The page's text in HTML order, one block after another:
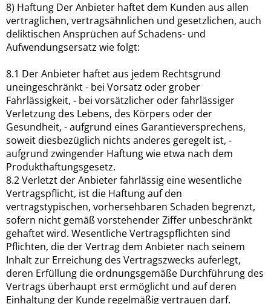
8) Haftung Der Anbieter haftet dem Kunden aus allen
vertraglichen, vertragsähnlichen und gesetzlichen, auch
deliktischen Ansprüchen auf Schadens- und
Aufwendungsersatz wie folgt:
8.1 Der Anbieter haftet aus jedem Rechtsgrund
uneingeschränkt - bei Vorsatz oder grober
Fahrlässigkeit, - bei vorsätzlicher oder fahrlässiger
Verletzung des Lebens, des Körpers oder der
Gesundheit, - aufgrund eines Garantieversprechens,
soweit diesbezüglich nichts anderes geregelt ist, -
aufgrund zwingender Haftung wie etwa nach dem
Produkthaftungsgesetz.
8.2 Verletzt der Anbieter fahrlässig eine wesentliche
Vertragspflicht, ist die Haftung auf den
vertragstypischen, vorhersehbaren Schaden begrenzt,
sofern nicht gemäß vorstehender Ziffer unbeschränkt
gehaftet wird. Wesentliche Vertragspflichten sind
Pflichten, die der Vertrag dem Anbieter nach seinem
Inhalt zur Erreichung des Vertragszwecks auferlegt,
deren Erfüllung die ordnungsgemäße Durchführung des
Vertrags überhaupt erst ermöglicht und auf deren
Einhaltung der Kunde regelmäßig vertrauen darf.